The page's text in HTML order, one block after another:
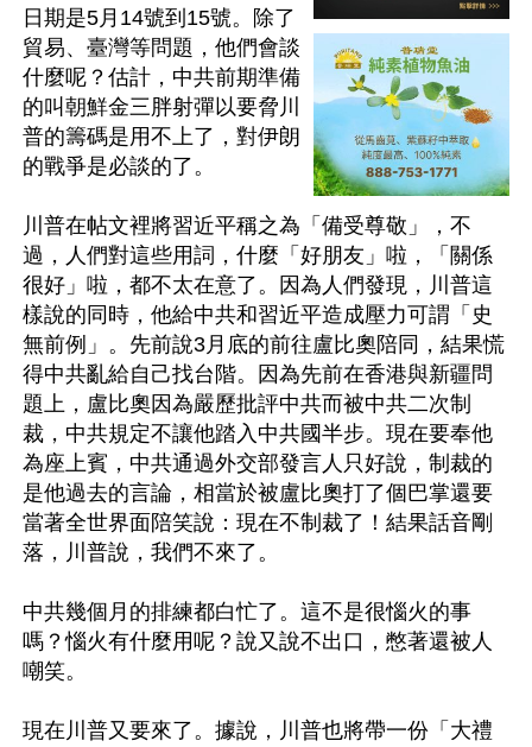
日期是5月14號到15號。除了
貿易、臺灣等問題，他們會談
什麼呢？估計，中共前期準備
的叫朝鮮金三胖射彈以要脅川
普的籌碼是用不上了，對伊朗
的戰爭是必談的了。
川普在帖文裡將習近平稱之為「備受尊敬」，不
過，人們對這些用詞，什麼「好朋友」啦，「關係
很好」啦，都不太在意了。因為人們發現，川普這
樣說的同時，他給中共和習近平造成壓力可謂「史
無前例」。先前說3月底的前往盧比奧陪同，結果慌
得中共亂給自己找台階。因為先前在香港與新疆問
題上，盧比奧因為嚴歷批評中共而被中共二次制
裁，中共規定不讓他踏入中共國半步。現在要奉他
為座上賓，中共通過外交部發言人只好說，制裁的
是他過去的言論，相當於被盧比奧打了個巴掌還要
當著全世界面陪笑說：現在不制裁了！結果話音剛
落，川普說，我們不來了。
中共幾個月的排練都白忙了。這不是很惱火的事
嗎？惱火有什麼用呢？說又說不出口，憋著還被人
嘲笑。
現在川普又要來了。據說，川普也將帶一份「大禮